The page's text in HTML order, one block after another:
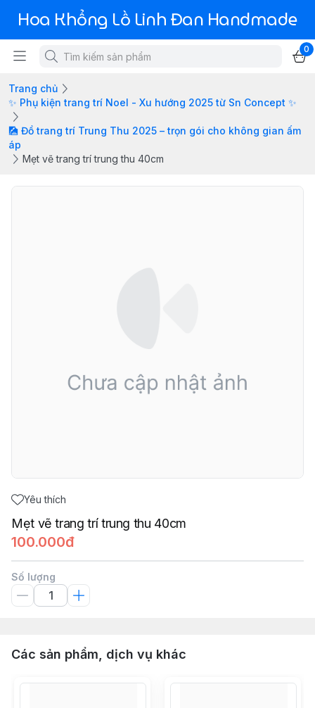
Hoa Khổng Lồ Linh Đan Handmade
0
Trang chủ
✨ Phụ kiện trang trí Noel - Xu hướng 2025 từ Sn Concept ✨
🎑 Đồ trang trí Trung Thu 2025 – trọn gói cho không gian ấm
áp
Mẹt vẽ trang trí trung thu 40cm
Yêu thích
Mẹt vẽ trang trí trung thu 40cm
100.000đ
Số lượng
Các sản phẩm, dịch vụ khác